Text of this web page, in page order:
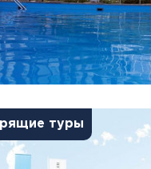
туры